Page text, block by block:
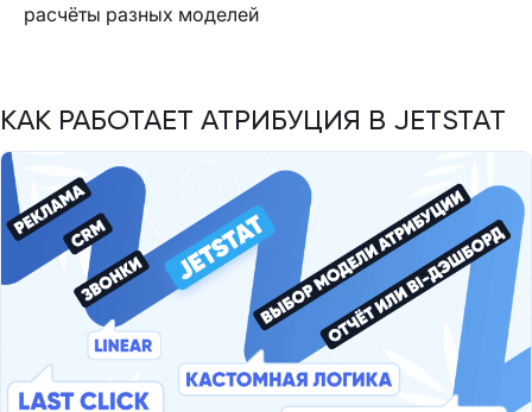
расчёты разных моделей
КАК РАБОТАЕТ АТРИБУЦИЯ В JETSTAT